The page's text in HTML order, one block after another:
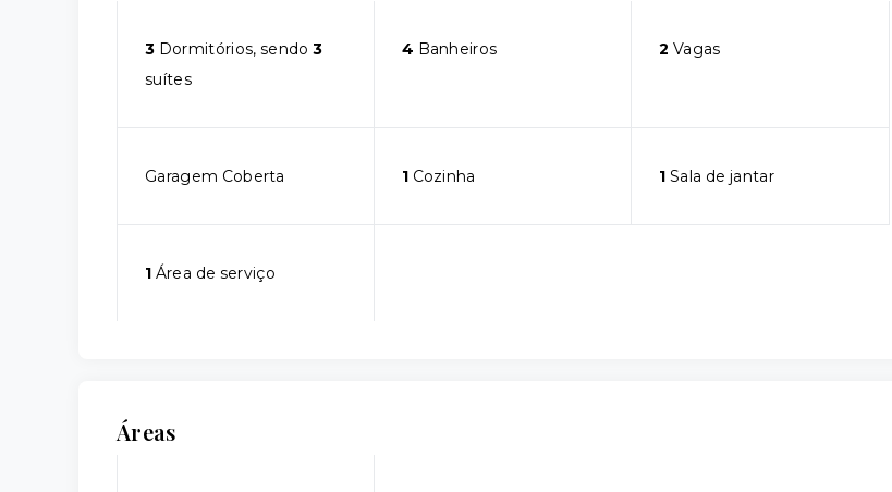
3 Dormitórios, sendo3
suítes
4 Banheiros 2 Vagas
Garagem Coberta 1Cozinha 1 Sala de jantar
1 Área de serviço
Áreas